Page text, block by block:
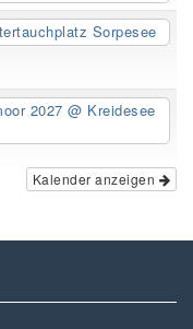
Sorpesee
2027@ Kreidesee
Kalender anzeigen